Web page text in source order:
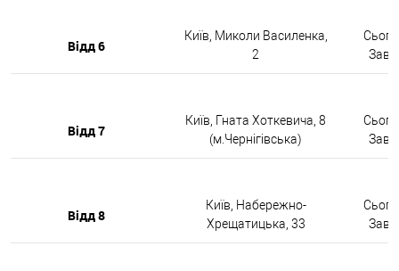
Відд 6
Київ, Миколи Василенка,
2
Відд 7
Київ, Гната Хоткевича, 8
(м.Чернігівська)
Відд 8
Київ, Набережно-
Хрещатицька, 33